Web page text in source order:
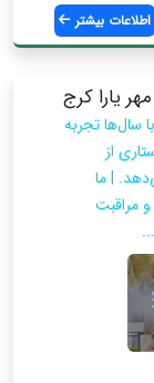
اطلاعات بیشتر
یارا کرج
سال‌ها تجربه
از
| ما
مراقبت